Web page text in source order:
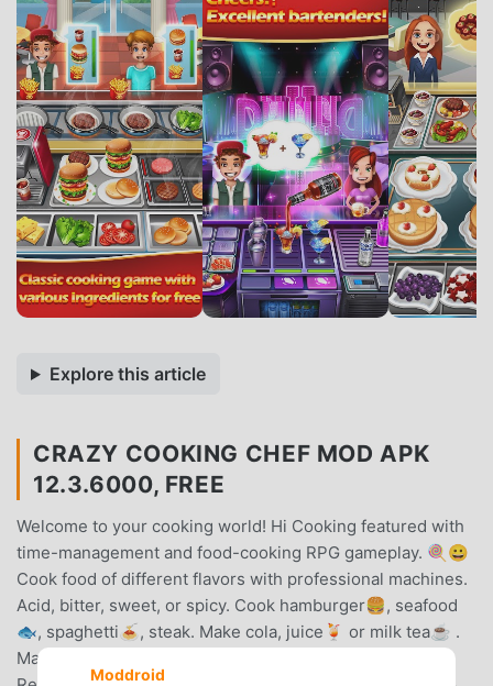
Explore this article
CRAZY COOKING CHEF MOD APK
12.3.6000, FREE
Welcome to your cooking world! Hi Cooking featured with
time-management and food-cooking RPG gameplay. 🍭😀
Cook food of different flavors with professional machines.
Acid, bitter, sweet, or spicy. Cook hamburger🍔, seafood
🐟, spaghetti🍝, steak. Make cola, juice🍹 or milk tea☕️ .
Make sweet ice cream cone, cupcake. Run Western
Moddroid